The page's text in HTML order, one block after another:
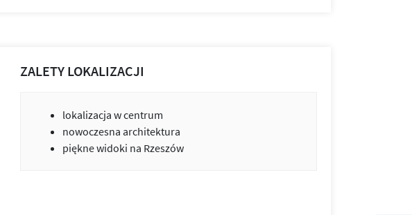
ZALETY LOKALIZACJI
lokalizacja w centrum
nowoczesna architektura
piękne widoki na Rzeszów